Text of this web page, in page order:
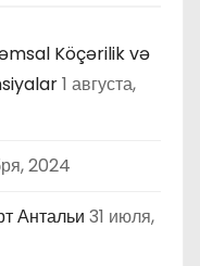
Köçərilik və
1 августа,
2024
Антальи 31 июля,